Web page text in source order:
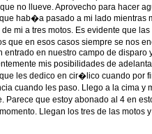
no llueve. Aprovecho para hacer
hab�a pasado a mi lado mientras
mi a tres motos. Es evidente que
que en esos casos siempre se nos
entrado en nuestro campo de disparo
mis posibilidades de
les dedico en cir�lico cuando por
cuando les paso. Llego a la cima
Parece que estoy abonado al 4 en
Llegan los tres de las